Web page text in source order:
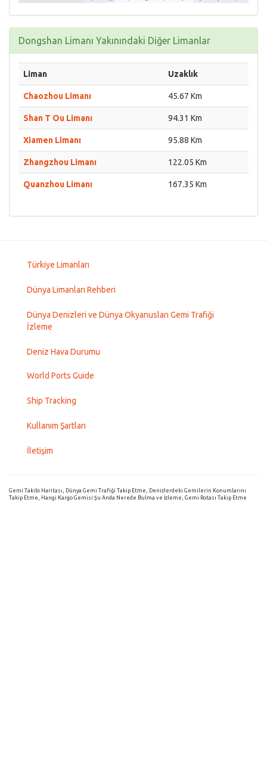
Dongshan Limanı Yakınındaki Diğer Limanlar
Liman Uzaklık
Chaozhou Limanı 45.67 Km
Shan T Ou Limanı 94.31 Km
Xiamen Limanı 95.88 Km
Zhangzhou Limanı 122.05 Km
Quanzhou Limanı 167.35 Km
Türkiye Limanları
Dünya Limanları Rehberi
Dünya Denizleri ve Dünya Okyanusları Gemi Trafiği
İzleme
Deniz Hava Durumu
World Ports Guide
Ship Tracking
Kullanım Şartları
İletişim
Gemi Takibi Haritası, Dünya Gemi Trafiği Takip Etme, Denizlerdeki Gemilerin Konumlarını
Takip Etme, Hangi Kargo Gemisi Şu Anda Nerede Bulma ve İzleme, Gemi Rotası Takip Etme